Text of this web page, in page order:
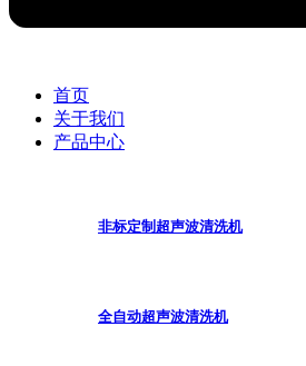
首页
关于我们
产品中心
非标定制超声波清洗机
全自动超声波清洗机